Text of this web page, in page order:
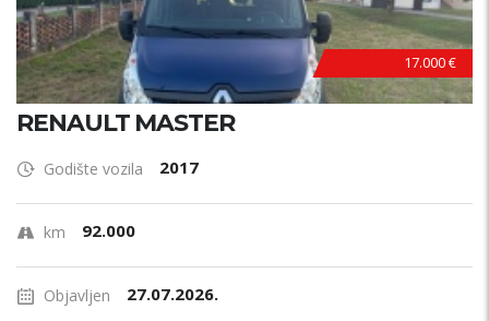
17.000 €
RENAULT MASTER
Godište vozila 2017
km 92.000
Objavljen 27.07.2026.